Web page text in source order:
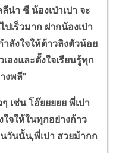
า ชี น้องเป่าเปา จะ
เร็วมาก ฝากน้องเป่า
ลังใจให้ต้าวลิงตัวน้อย
องและตั้งใจเรียนรู้ทุก
งพลี”
ช่น โอ๊ยยยยย พี่เปา
จให้ในทุกอย่างก้าว
วันนั้น,พี่เปา สวยม้ากก